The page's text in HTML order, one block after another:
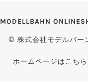
MODELLBAHN
© 株式会社モデルバー
ホームページはこちら